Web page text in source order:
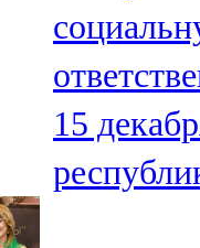
15